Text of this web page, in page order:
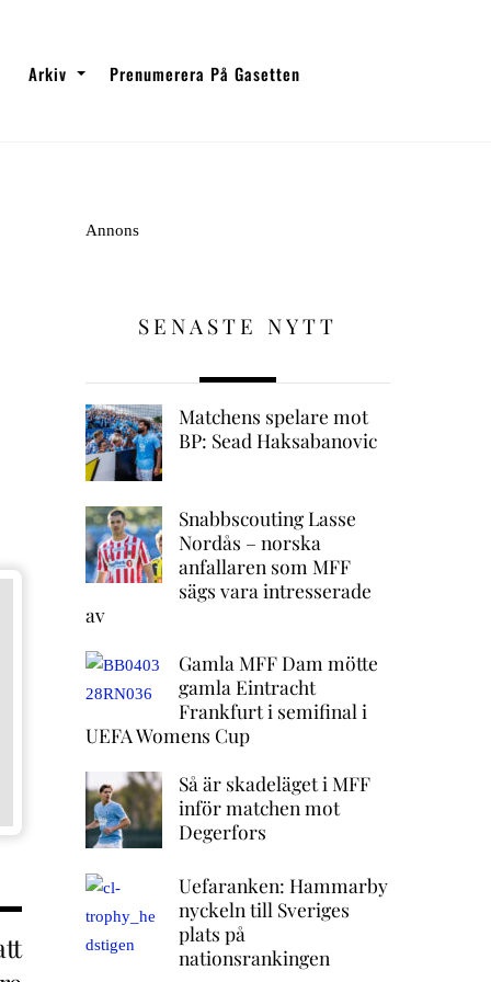
Arkiv Prenumerera På Gasetten
Annons
SENASTE NYTT
Matchens spelare mot
BP: Sead Haksabanovic
Snabbscouting Lasse
Nordås – norska
anfallaren som MFF
sägs vara intresserade
av
Gamla MFF Dam mötte
gamla Eintracht
Frankfurt i semifinal i
UEFA Womens Cup
Så är skadeläget i MFF
inför matchen mot
Degerfors
Uefaranken: Hammarby
nyckeln till Sveriges
plats på
nationsrankingen